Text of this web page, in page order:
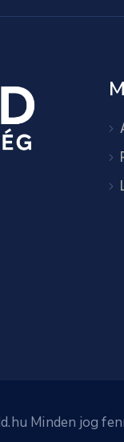
Minden jog